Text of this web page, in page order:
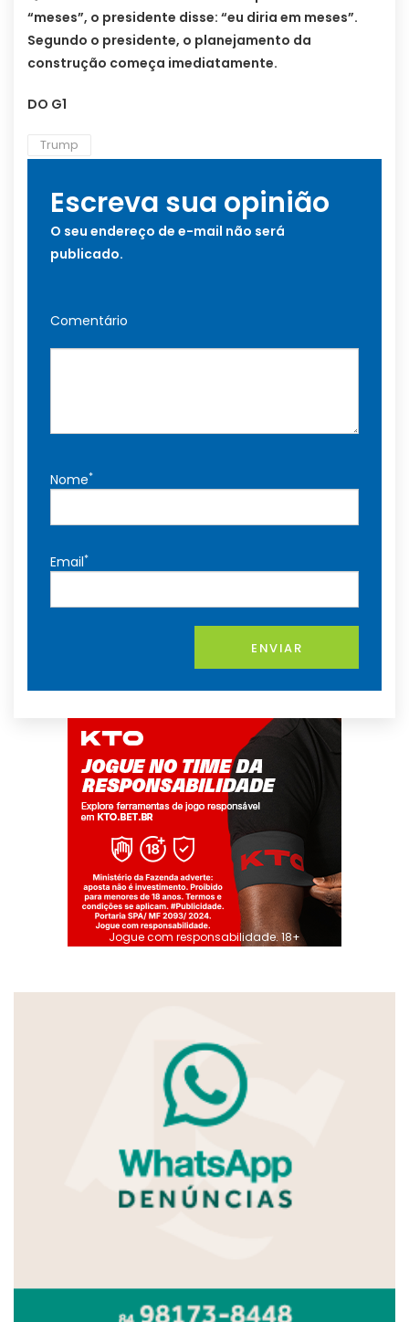
“meses”, o presidente disse: “eu diria em meses”.
Segundo o presidente, o planejamento da
construção começa imediatamente.
DO G1
Trump
Escreva sua opinião
O seu endereço de e-mail não será
publicado.
Comentário
Nome*
Email*
ENVIAR
Jogue com responsabilidade. 18+